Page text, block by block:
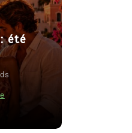
été